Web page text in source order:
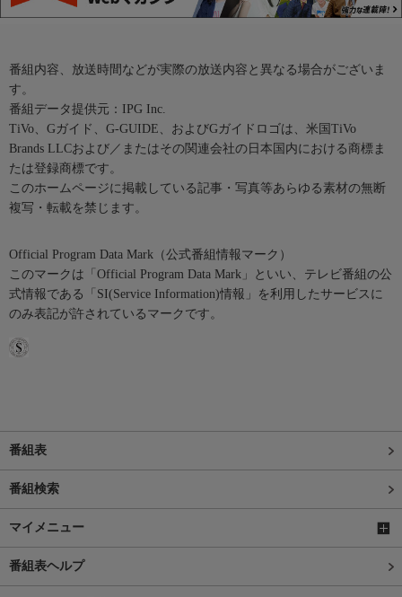
番組内容、放送時間などが実際の放送内容と異なる場合がございま
す。
番組データ提供元：IPG Inc.
TiVo、Gガイド、G-GUIDE、およびGガイドロゴは、米国TiVo
Brands LLCおよび／またはその関連会社の日本国内における商標ま
たは登録商標です。
このホームページに掲載している記事・写真等あらゆる素材の無断
複写・転載を禁じます。
Official Program Data Mark（公式番組情報マーク）
このマークは「Official Program Data Mark」といい、テレビ番組の公
式情報である「SI(Service Information)情報」を利用したサービスに
のみ表記が許されているマークです。
番組表
番組検索
マイメニュー
番組表ヘルプ